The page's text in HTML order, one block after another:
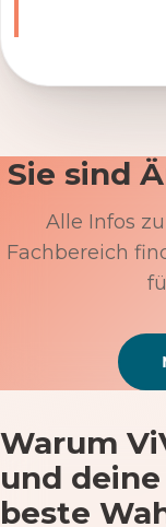
Sie sind
Alle Infos
Fachbereich
Warum
und
beste